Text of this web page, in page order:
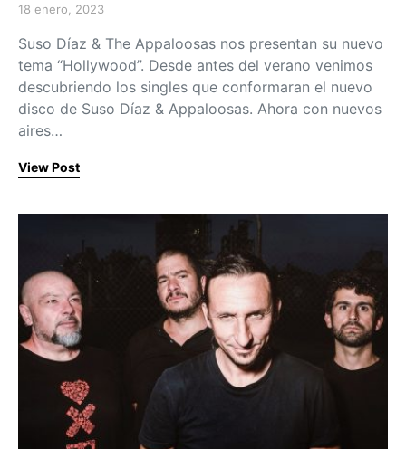
Posted on
18 enero, 2023
Suso Díaz & The Appaloosas nos presentan su nuevo
tema “Hollywood”. Desde antes del verano venimos
descubriendo los singles que conformaran el nuevo
disco de Suso Díaz & Appaloosas. Ahora con nuevos
aires…
View Post